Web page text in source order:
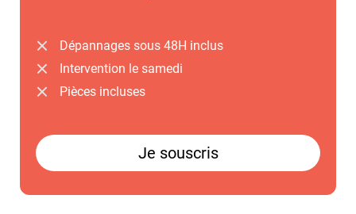
Dépannages sous 48H inclus
Intervention le samedi
Pièces incluses
Je souscris